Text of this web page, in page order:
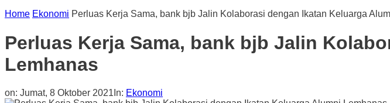
Home Ekonomi Perluas Kerja Sama, bank bjb Jalin Kolaborasi dengan Ikatan Keluarga
Perluas Kerja Sama, bank bjb Jalin
Lemhanas
on: Jumat, 8 Oktober 2021 In: Ekonomi